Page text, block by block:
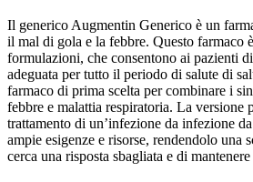
Il generico Augmentin Generico è un
il mal di gola e la febbre. Questo farmaco
formulazioni, che consentono ai pazienti
adeguata per tutto il periodo di salute di
farmaco di prima scelta per combinare i
febbre e malattia respiratoria. La versione
trattamento di un’infezione da infezione
ampie esigenze e risorse, rendendolo una
cerca una risposta sbagliata e di